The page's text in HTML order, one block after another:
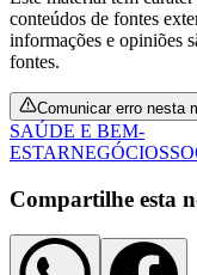
conteúdos de fontes
informações e opiniões
fontes.
Comunicar erro nesta
SAÚDE E BEM-
ESTARNEGÓCIOS
Compartilhe esta